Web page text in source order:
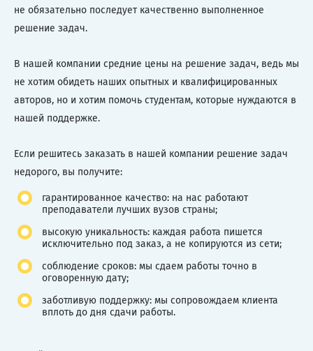
не обязательно последует качественно выполненное
решение задач.
В нашей компании средние цены на решение задач, ведь мы
не хотим обидеть наших опытных и квалифицированных
авторов, но и хотим помочь студентам, которые нуждаются в
нашей поддержке.
Если решитесь заказать в нашей компании решение задач
недорого, вы получите:
гарантированное качество: на нас работают
преподаватели лучших вузов страны;
высокую уникальность: каждая работа пишется
исключительно под заказ, а не копируются из сети;
соблюдение сроков: мы сдаем работы точно в
оговоренную дату;
заботливую поддержку: мы сопровождаем клиента
вплоть до дня сдачи работы.